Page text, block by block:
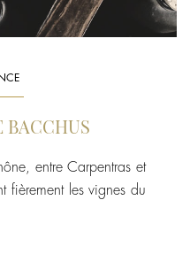
BACCHUS
entre Carpentras et
fièrement les vignes du